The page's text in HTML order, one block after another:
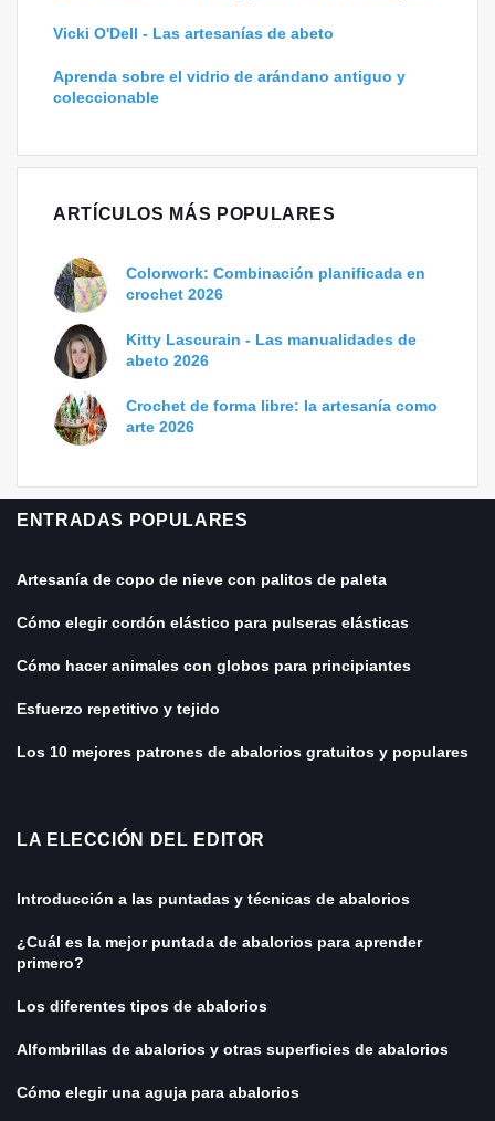
Vicki O'Dell - Las artesanías de abeto
Aprenda sobre el vidrio de arándano antiguo y
coleccionable
ARTÍCULOS MÁS POPULARES
Colorwork: Combinación planificada en
crochet 2026
Kitty Lascurain - Las manualidades de
abeto 2026
Crochet de forma libre: la artesanía como
arte 2026
ENTRADAS POPULARES
Artesanía de copo de nieve con palitos de paleta
Cómo elegir cordón elástico para pulseras elásticas
Cómo hacer animales con globos para principiantes
Esfuerzo repetitivo y tejido
Los 10 mejores patrones de abalorios gratuitos y populares
LA ELECCIÓN DEL EDITOR
Introducción a las puntadas y técnicas de abalorios
¿Cuál es la mejor puntada de abalorios para aprender
primero?
Los diferentes tipos de abalorios
Alfombrillas de abalorios y otras superficies de abalorios
Cómo elegir una aguja para abalorios